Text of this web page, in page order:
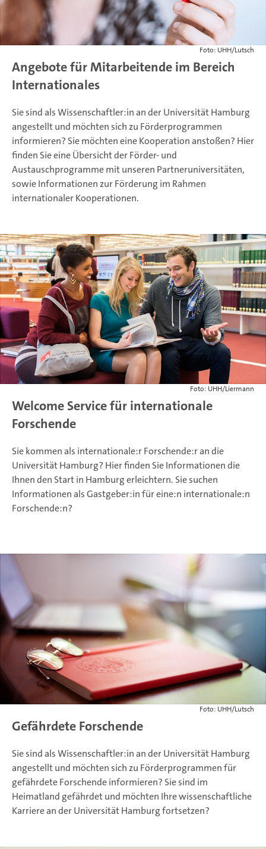
Foto: UHH/Lutsch
Angebote für Mitarbeitende im Bereich
Internationales
Sie sind als Wissenschaftler:in an der Universität Hamburg
angestellt und möchten sich zu Förderprogrammen
informieren? Sie möchten eine Kooperation anstoßen? Hier
finden Sie eine Übersicht der Förder- und
Austauschprogramme mit unseren Partneruniversitäten,
sowie Informationen zur Förderung im Rahmen
internationaler Kooperationen.
Foto: UHH/Liermann
Welcome Service für internationale
Forschende
Sie kommen als internationale:r Forschende:r an die
Universität Hamburg? Hier finden Sie Informationen die
Ihnen den Start in Hamburg erleichtern. Sie suchen
Informationen als Gastgeber:in für eine:n internationale:n
Forschende:n?
Foto: UHH/Lutsch
Gefährdete Forschende
Sie sind als Wissenschaftler:in an der Universität Hamburg
angestellt und möchten sich zu Förderprogrammen für
gefährdete Forschende informieren? Sie sind im
Heimatland gefährdet und möchten Ihre wissenschaftliche
Karriere an der Universität Hamburg fortsetzen?